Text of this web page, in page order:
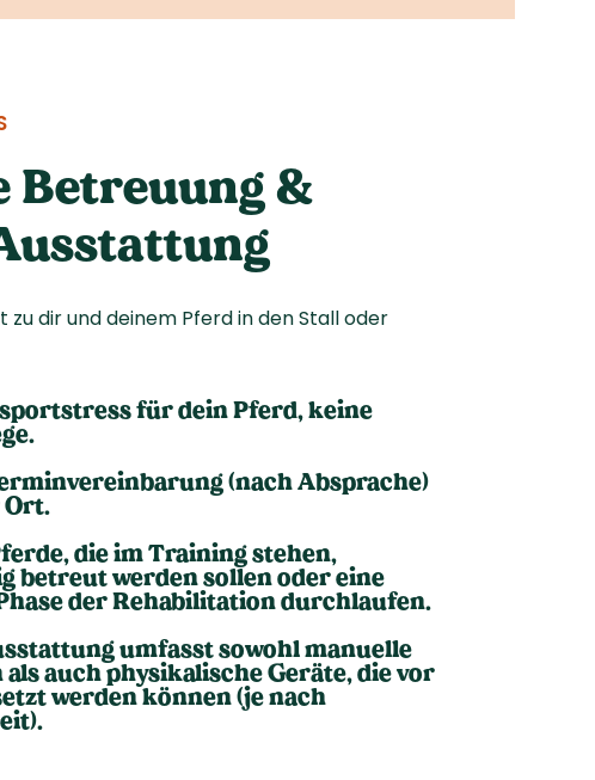
Betreuung &
dir und deinem Pferd in den Stall oder
für dein Pferd, keine
(nach Absprache)
die im Training stehen,
betreut werden sollen oder eine
der Rehabilitation durchlaufen.
umfasst sowohl manuelle
auch physikalische Geräte, die vor
werden können (je nach